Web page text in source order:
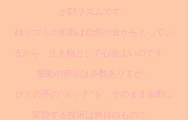
が顔リズムです。
顔リズムの振動は自然の音からとってい
るから、生き物として心地よいのです。
振動の商品は多数ありまが、
ひとの手の”タッチ”を、そのまま振動に
変換する技術は独自のもので、